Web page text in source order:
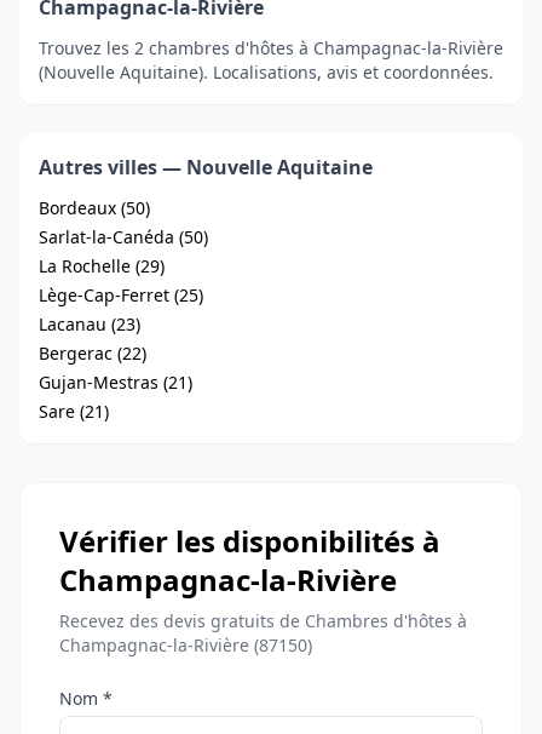
Champagnac-la-Rivière
Trouvez les 2 chambres d'hôtes à Champagnac-la-Rivière
(Nouvelle Aquitaine). Localisations, avis et coordonnées.
Autres villes — Nouvelle Aquitaine
Bordeaux (50)
Sarlat-la-Canéda (50)
La Rochelle (29)
Lège-Cap-Ferret (25)
Lacanau (23)
Bergerac (22)
Gujan-Mestras (21)
Sare (21)
Vérifier les disponibilités à
Champagnac-la-Rivière
Recevez des devis gratuits de Chambres d'hôtes à
Champagnac-la-Rivière (87150)
Nom *